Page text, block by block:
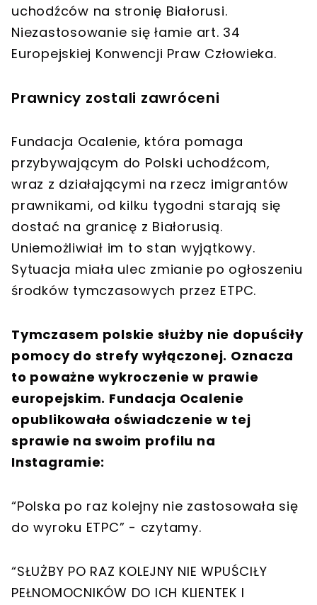
uchodźców na stronię Białorusi.
Niezastosowanie się łamie art. 34
Europejskiej Konwencji Praw Człowieka.
Prawnicy zostali zawróceni
Fundacja Ocalenie, która pomaga
przybywającym do Polski uchodźcom,
wraz z działającymi na rzecz imigrantów
prawnikami, od kilku tygodni starają się
dostać na granicę z Białorusią.
Uniemożliwiał im to stan wyjątkowy.
Sytuacja miała ulec zmianie po ogłoszeniu
środków tymczasowych przez ETPC.
Tymczasem polskie służby nie dopuściły
pomocy do strefy wyłączonej. Oznacza
to poważne wykroczenie w prawie
europejskim. Fundacja Ocalenie
opublikowała oświadczenie w tej
sprawie na swoim profilu na
Instagramie:
“Polska po raz kolejny nie zastosowała się
do wyroku ETPC” - czytamy.
“SŁUŻBY PO RAZ KOLEJNY NIE WPUŚCIŁY
PEŁNOMOCNIKÓW DO ICH KLIENTEK I